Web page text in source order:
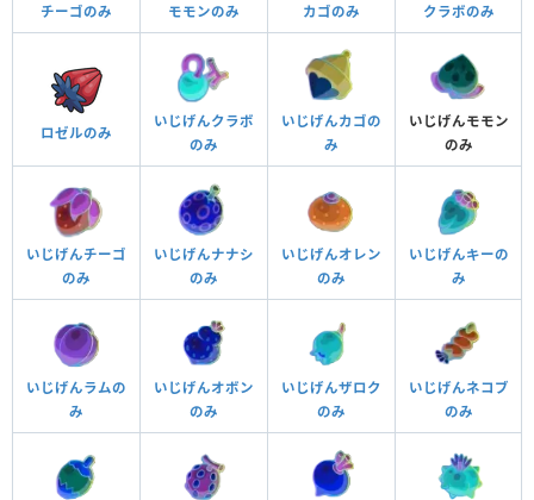
チーゴのみ モモンのみ カゴのみ クラボのみ
ロゼルのみ
いじげんクラボ
のみ
いじげんカゴの
み
いじげんモモン
のみ
いじげんチーゴ
のみ
いじげんナナシ
のみ
いじげんオレン
のみ
いじげんキーの
み
いじげんラムの
み
いじげんオボン
のみ
いじげんザロク
のみ
いじげんネコブ
のみ